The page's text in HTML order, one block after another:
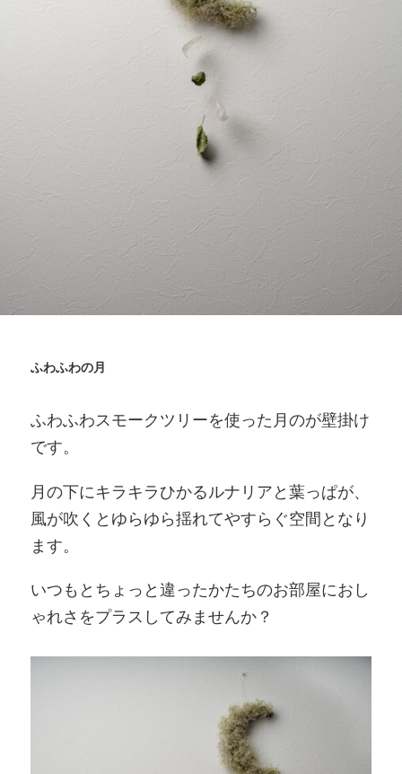
ふわふわの月
ふわふわスモークツリーを使った月のが壁掛け
です。
月の下にキラキラひかるルナリアと葉っぱが、
風が吹くとゆらゆら揺れてやすらぐ空間となり
ます。
いつもとちょっと違ったかたちのお部屋におし
ゃれさをプラスしてみませんか？